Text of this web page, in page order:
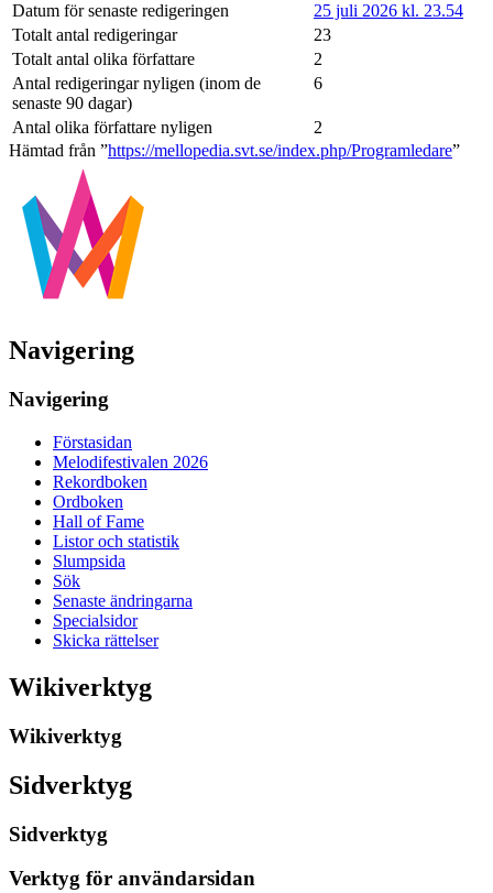
Datum för senaste redigeringen
25 juli 2026 kl. 23.54
Totalt antal redigeringar
23
Totalt antal olika författare
2
Antal redigeringar nyligen (inom de
senaste 90 dagar)
6
Antal olika författare nyligen
2
Hämtad från ”https://mellopedia.svt.se/index.php/Programledare”
Navigering
Navigering
Förstasidan
Melodifestivalen 2026
Rekordboken
Ordboken
Hall of Fame
Listor och statistik
Slumpsida
Sök
Senaste ändringarna
Specialsidor
Skicka rättelser
Wikiverktyg
Wikiverktyg
Sidverktyg
Sidverktyg
Verktyg för användarsidan